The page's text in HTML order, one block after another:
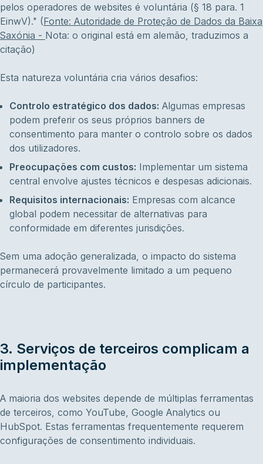
pelos operadores de websites é voluntária (§ 18 para. 1
EinwV)." (Fonte: Autoridade de Proteção de Dados da Baixa
Saxónia - Nota: o original está em alemão, traduzimos a
citação)
Esta natureza voluntária cria vários desafios:
Controlo estratégico dos dados: Algumas empresas
podem preferir os seus próprios banners de
consentimento para manter o controlo sobre os dados
dos utilizadores.
Preocupações com custos: Implementar um sistema
central envolve ajustes técnicos e despesas adicionais.
Requisitos internacionais: Empresas com alcance
global podem necessitar de alternativas para
conformidade em diferentes jurisdições.
Sem uma adoção generalizada, o impacto do sistema
permanecerá provavelmente limitado a um pequeno
círculo de participantes.
3. Serviços de terceiros complicam a
implementação
A maioria dos websites depende de múltiplas ferramentas
de terceiros, como YouTube, Google Analytics ou
HubSpot. Estas ferramentas frequentemente requerem
configurações de consentimento individuais.